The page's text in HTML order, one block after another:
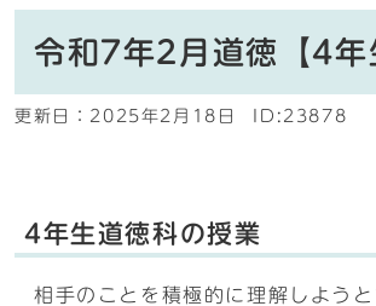
令和7年2月道徳【4年
更新日： 2025年2月18日 ID:23878
4年生道徳科の授業
相手のことを積極的に理解しよう